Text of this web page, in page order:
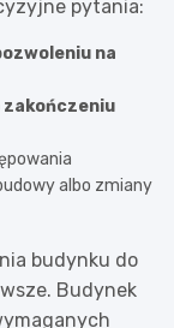
pytania:
na
zakończeniu
albo zmiany
budynku do
Budynek